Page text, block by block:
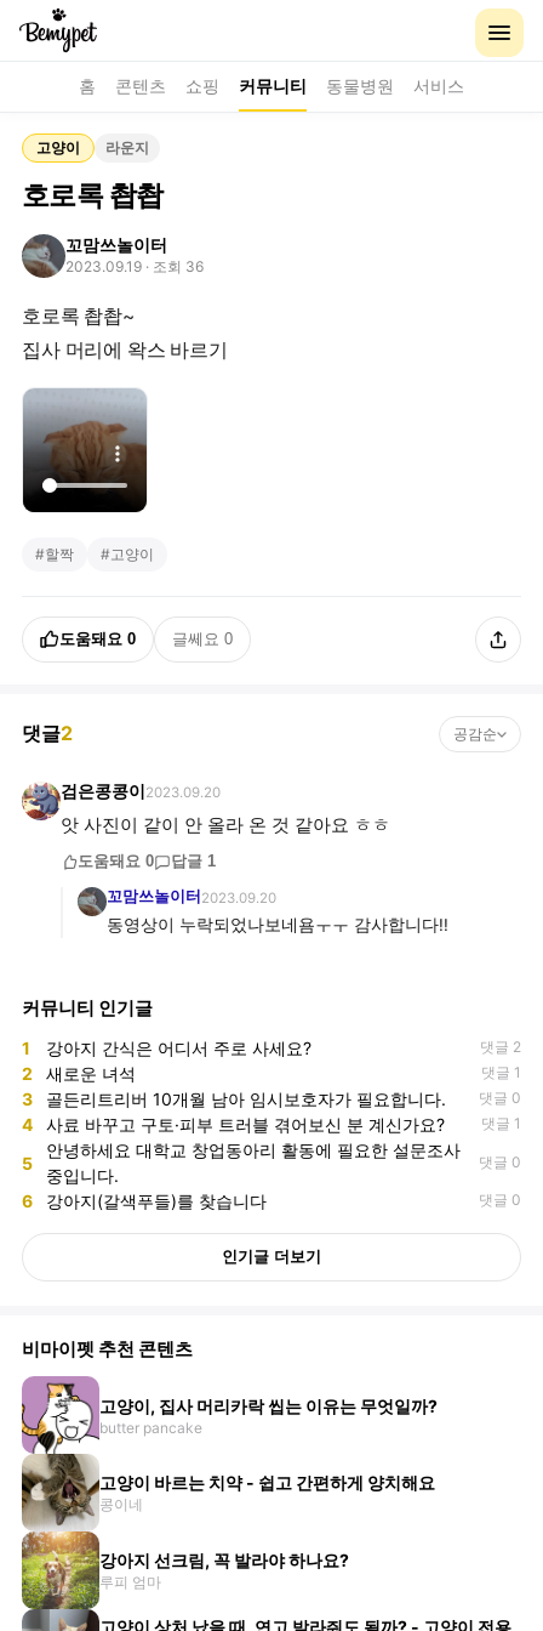
홈 콘텐츠 쇼핑 커뮤니티 동물병원 서비스
고양이 라운지
호로록 촵촵
꼬맘쓰놀이터
2023.09.19 · 조회 36
호로록 촵촵~
집사 머리에 왁스 바르기
#할짝 # 고양이
도움돼요 0 글쎄요 0
댓글2 공감순
검은콩콩이 2023.09.20
앗 사진이 같이 안 올라 온 것 같아요 ㅎㅎ
도움돼요 0 답글 1
꼬맘쓰놀이터 2023.09.20
동영상이 누락되었나보네욤ㅜㅜ 감사합니다!!
커뮤니티 인기글
1 강아지 간식은 어디서 주로 사세요? 댓글 2
2 새로운 녀석 댓글 1
3 골든리트리버 10개월 남아 임시보호자가 필요합니다. 댓글 0
4 사료 바꾸고 구토·피부 트러블 겪어보신 분 계신가요? 댓글 1
5
안녕하세요 대학교 창업동아리 활동에 필요한 설문조사
중입니다.
댓글 0
6 강아지(갈색푸들)를 찾습니다 댓글 0
인기글 더보기
비마이펫 추천 콘텐츠
고양이, 집사 머리카락 씹는 이유는 무엇일까?
butter pancake
고양이 바르는 치약 - 쉽고 간편하게 양치해요
콩이네
강아지 선크림, 꼭 발라야 하나요?
루피 엄마
고양이 상처 났을 때, 연고 발라줘도 될까? - 고양이 전용